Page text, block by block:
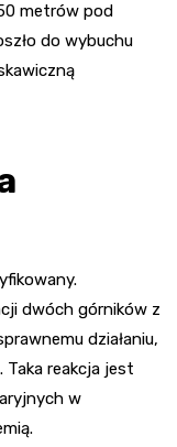
metrów pod
do wybuchu
dwóch górników z
działaniu,
Taka reakcja jest
w